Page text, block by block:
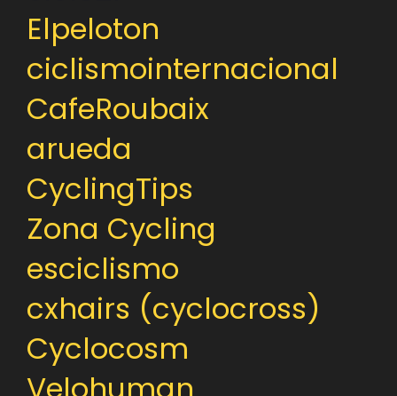
Elpeloton
ciclismointernacional
CafeRoubaix
arueda
CyclingTips
Zona Cycling
esciclismo
cxhairs (cyclocross)
Cyclocosm